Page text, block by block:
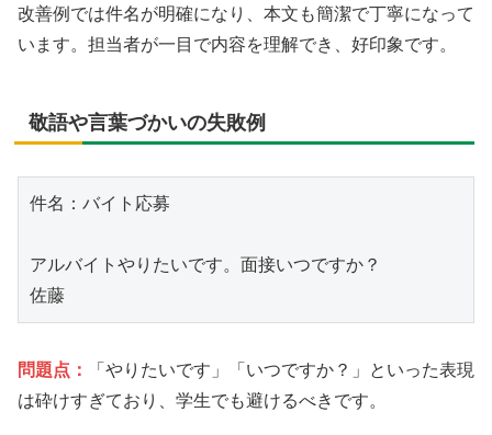
改善例では件名が明確になり、本文も簡潔で丁寧になって
います。担当者が一目で内容を理解でき、好印象です。
敬語や言葉づかいの失敗例
件名：バイト応募
アルバイトやりたいです。面接いつですか？
問題点：
「やりたいです」「いつですか？」といった表現
は砕けすぎており、学生でも避けるべきです。